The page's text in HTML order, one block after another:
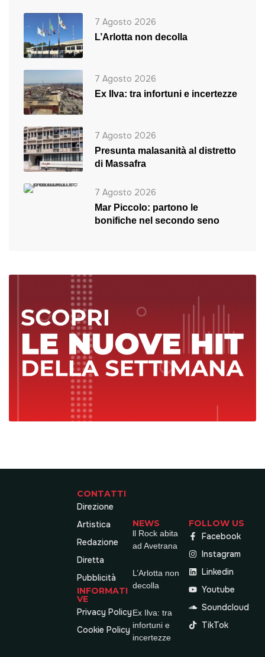
7 Agosto 2026
L’Arlotta non decolla
7 Agosto 2026
Ex Ilva: tra infortuni e incertezze
7 Agosto 2026
Presunta malasanità al distretto
di Massafra
7 Agosto 2026
Mar Piccolo: partono le
bonifiche nel secondo seno
CONTATTI
Direzione
Artistica
Redazione
Diretta
Pubblicità
INFORMATI
VE
Privacy Policy
Cookie Policy
NEWS
ll Rock abita
ad Avetrana
L’Arlotta non
decolla
Ex Ilva: tra
infortuni e
incertezze
FOLLOW US
Facebook
Instagram
Linkedin
Youtube
Soundcloud
TikTok